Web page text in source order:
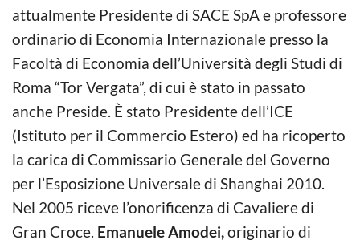
attualmente Presidente di SACE SpA e professore
ordinario di Economia Internazionale presso la
Facoltà di Economia dell’Università degli Studi di
Roma “Tor Vergata”, di cui è stato in passato
anche Preside. È stato Presidente dell’ICE
(Istituto per il Commercio Estero) ed ha ricoperto
la carica di Commissario Generale del Governo
per l’Esposizione Universale di Shanghai 2010.
Nel 2005 riceve l’onorificenza di Cavaliere di
Gran Croce. Emanuele Amodei,originario di